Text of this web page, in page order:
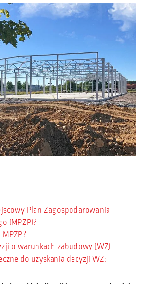
Plan Zagospodarowania
(MPZP)?
o warunkach zabudowy (WZ)
do uzyskania decyzji WZ: